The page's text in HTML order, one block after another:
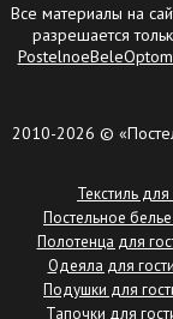
Все материалы на
разрешается
2010-2026 ©
Текстиль
Постельное
Полотенца для
Одеяла для
Подушки для
Тапочки для